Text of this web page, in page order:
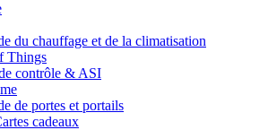
du chauffage et de la climatisation
Things
contrôle & ASI
de portes et portails
cadeaux